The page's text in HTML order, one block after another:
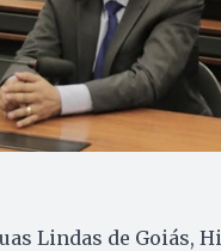
Lindas de Goiás,